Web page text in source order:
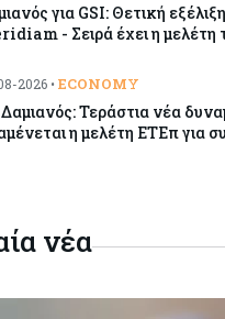
πρώτες ύλες: Ο
οι προκλήσεις
News
για GSI: Θετική
- Σειρά έχει η μελέτη
2026 • ECONOMY
Τεράστια νέα
η μελέτη ΕΤΕπ για
νέα